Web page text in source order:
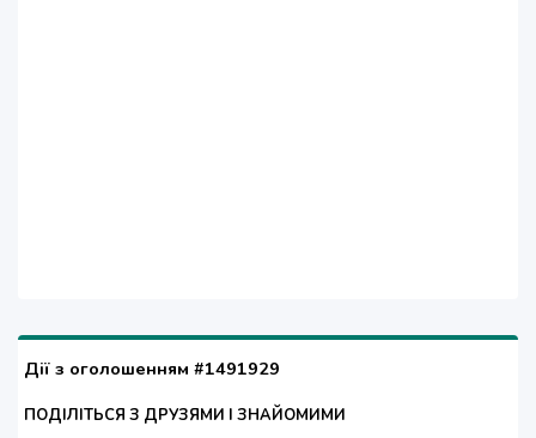
Дії з оголошенням #1491929
ПОДІЛІТЬСЯ З ДРУЗЯМИ І ЗНАЙОМИМИ